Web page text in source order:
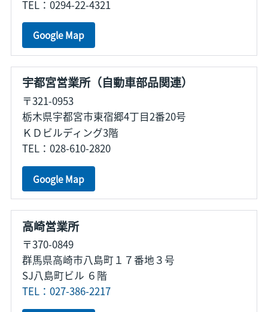
TEL：0294-22-4321
Google Map
宇都宮営業所（自動車部品関連）
〒321-0953
栃木県宇都宮市東宿郷4丁目2番20号
ＫＤビルディング3階
TEL：028-610-2820
Google Map
高崎営業所
〒370-0849
群馬県高崎市八島町１７番地３号
SJ八島町ビル ６階
TEL：027-386-2217